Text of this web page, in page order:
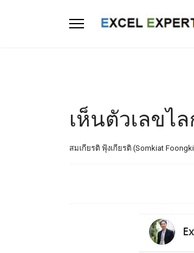
เห็นตัวเลขไ
สมเกียรติ ฟุ้งเกียรติ (Somkiat